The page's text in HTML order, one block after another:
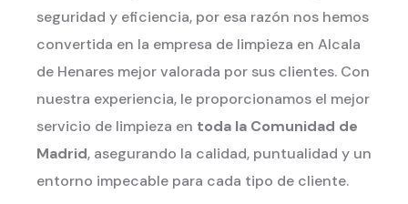
seguridad y eficiencia, por esa razón nos hemos
convertida en la empresa de limpieza en Alcala
de Henares mejor valorada por sus clientes. Con
nuestra experiencia, le proporcionamos el mejor
servicio de limpieza en toda la Comunidad de
Madrid, asegurando la calidad, puntualidad y un
entorno impecable para cada tipo de cliente.